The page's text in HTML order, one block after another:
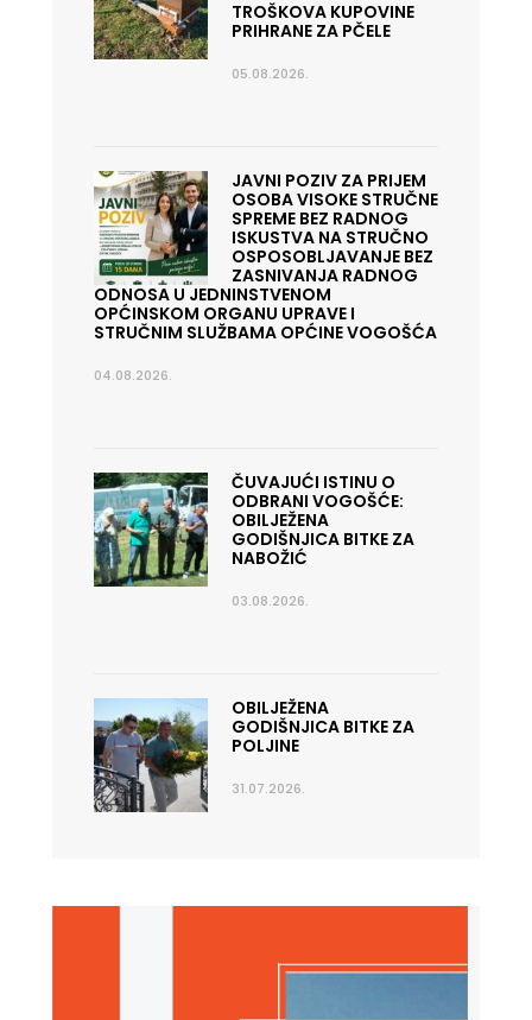
TROŠKOVA KUPOVINE
PRIHRANE ZA PČELE
05.08.2026.
JAVNI POZIV ZA PRIJEM
OSOBA VISOKE STRUČNE
SPREME BEZ RADNOG
ISKUSTVA NA STRUČNO
OSPOSOBLJAVANJE BEZ
ZASNIVANJA RADNOG
ODNOSA U JEDNINSTVENOM
OPĆINSKOM ORGANU UPRAVE I
STRUČNIM SLUŽBAMA OPĆINE VOGOŠĆA
04.08.2026.
ČUVAJUĆI ISTINU O
ODBRANI VOGOŠĆE:
OBILJEŽENA
GODIŠNJICA BITKE ZA
NABOŽIĆ
03.08.2026.
OBILJEŽENA
GODIŠNJICA BITKE ZA
POLJINE
31.07.2026.